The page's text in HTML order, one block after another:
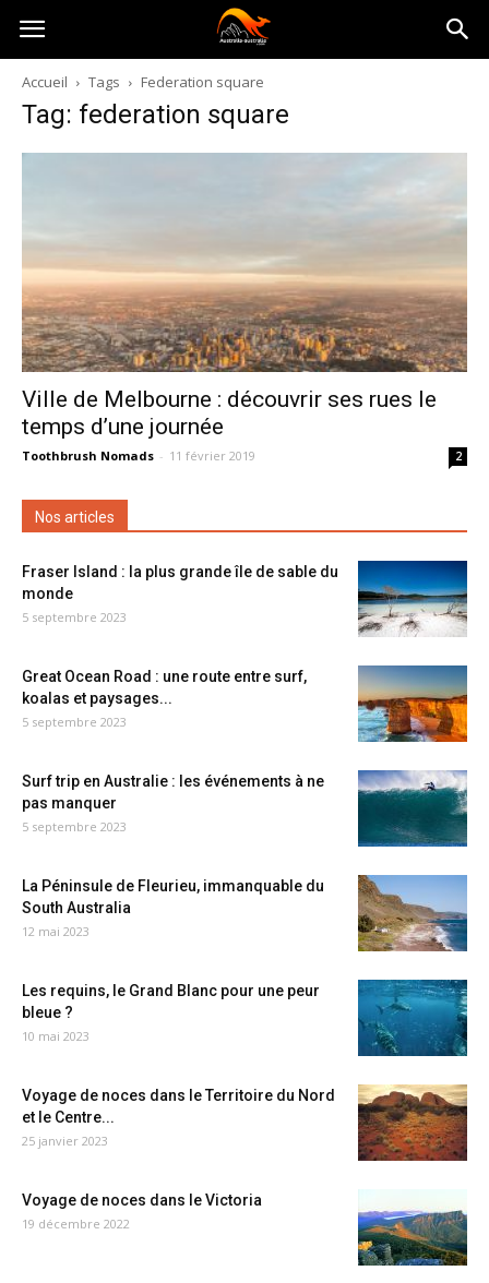
Australia-
australie.com
Accueil Tags Federation square
Tag: federation square
Ville de Melbourne : découvrir ses rues le
temps d’une journée
Toothbrush Nomads - 11 février 2019 2
Nos articles
Fraser Island : la plus grande île de sable du
monde
5 septembre 2023
Great Ocean Road : une route entre surf,
koalas et paysages...
5 septembre 2023
Surf trip en Australie : les événements à ne
pas manquer
5 septembre 2023
La Péninsule de Fleurieu, immanquable du
South Australia
12 mai 2023
Les requins, le Grand Blanc pour une peur
bleue ?
10 mai 2023
Voyage de noces dans le Territoire du Nord
et le Centre...
25 janvier 2023
Voyage de noces dans le Victoria
19 décembre 2022